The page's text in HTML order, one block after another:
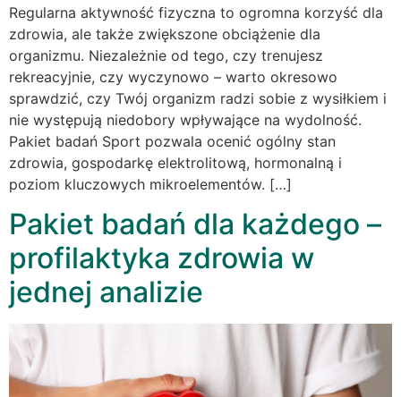
Regularna aktywność fizyczna to ogromna korzyść dla
zdrowia, ale także zwiększone obciążenie dla
organizmu. Niezależnie od tego, czy trenujesz
rekreacyjnie, czy wyczynowo – warto okresowo
sprawdzić, czy Twój organizm radzi sobie z wysiłkiem i
nie występują niedobory wpływające na wydolność.
Pakiet badań Sport pozwala ocenić ogólny stan
zdrowia, gospodarkę elektrolitową, hormonalną i
poziom kluczowych mikroelementów. […]
Pakiet badań dla każdego –
profilaktyka zdrowia w
jednej analizie